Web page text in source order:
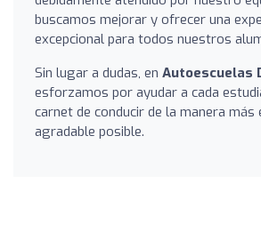
buscamos mejorar y ofrecer una
excepcional para todos nuestros
Sin lugar a dudas, en Autoescuelas
esforzamos por ayudar a cada
carnet de conducir de la manera más
agradable posible.